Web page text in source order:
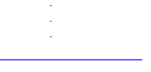
-
-
-